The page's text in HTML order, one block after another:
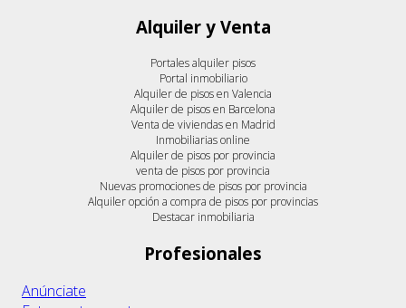
Alquiler y Venta
Portales alquiler pisos
Portal inmobiliario
Alquiler de pisos en Valencia
Alquiler de pisos en Barcelona
Venta de viviendas en Madrid
Inmobiliarias online
Alquiler de pisos por provincia
venta de pisos por provincia
Nuevas promociones de pisos por provincia
Alquiler opción a compra de pisos por provincias
Destacar inmobiliaria
Profesionales
Anúnciate